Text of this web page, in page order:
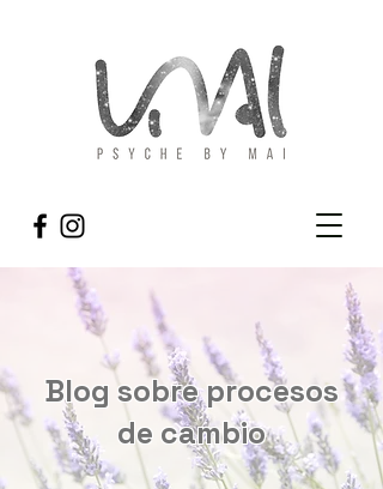
Blog sobre procesos
de cambio